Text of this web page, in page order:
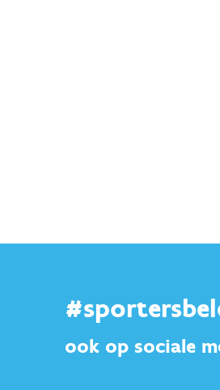
ook op sociale